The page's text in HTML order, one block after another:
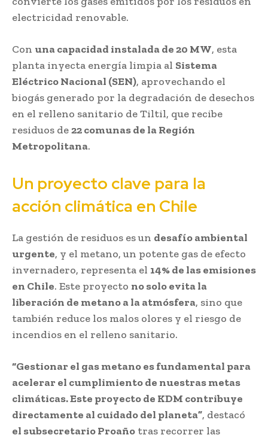
electricidad renovable.
Con una capacidad instalada de 20 MW, esta
planta inyecta energía limpia al Sistema
Eléctrico Nacional (SEN), aprovechando el
biogás generado por la degradación de desechos
en el relleno sanitario de Tiltil, que recibe
residuos de22 comunas de la Región
Metropolitana.
Un proyecto clave para la
acción climática en Chile
La gestión de residuos es un desafío ambiental
urgente, y el metano, un potente gas de efecto
invernadero, representa el 14% de las emisiones
en Chile. Este proyecto no solo evita la
liberación de metano a la atmósfera, sino que
también reduce los malos olores y el riesgo de
incendios en el relleno sanitario.
“Gestionar el gas metano es fundamental para
acelerar el cumplimiento de nuestras metas
climáticas. Este proyecto de KDM contribuye
directamente al cuidado del planeta”, destacó
el subsecretario Proaño tras recorrer las